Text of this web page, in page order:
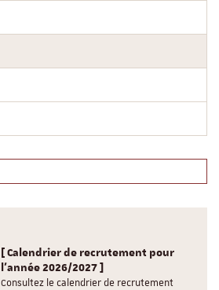
[ Calendrier de recrutement pour
l'année 2026/2027 ]
Consultez le calendrier de recrutement